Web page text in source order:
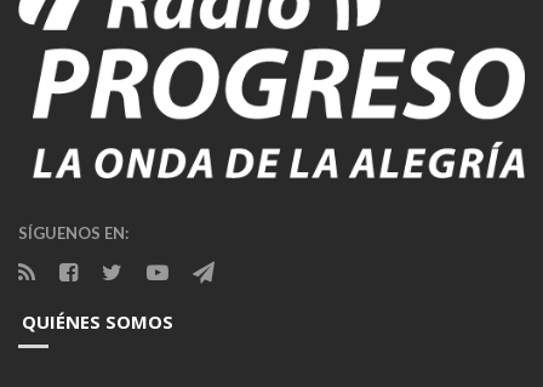
SÍGUENOS EN:
QUIÉNES SOMOS